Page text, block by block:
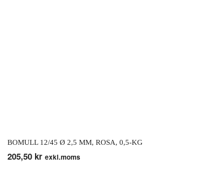
BOMULL 12/45 Ø 2,5 MM, ROSA, 0,5-KG
205,50 kr exkl.moms